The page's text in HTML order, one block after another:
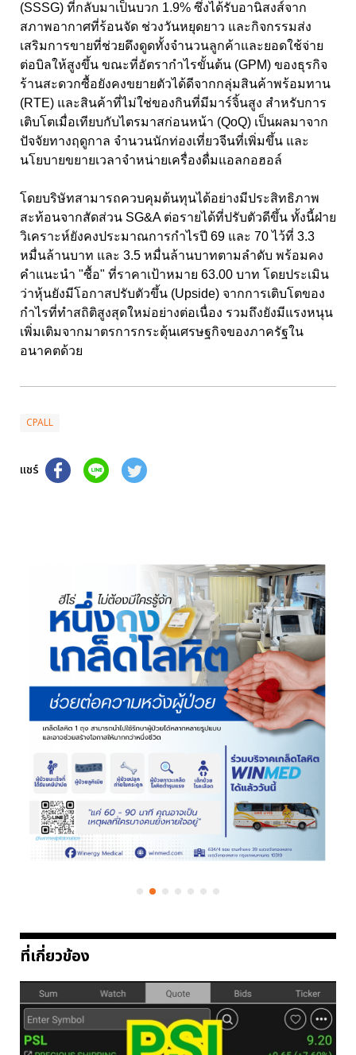
(SSSG) ที่กลับมาเป็นบวก 1.9% ซึ่งได้รับอานิสงส์จาก
สภาพอากาศที่ร้อนจัด ช่วงวันหยุดยาว และกิจกรรมส่ง
เสริมการขายที่ช่วยดึงดูดทั้งจำนวนลูกค้าและยอดใช้จ่าย
ต่อบิลให้สูงขึ้น ขณะที่อัตรากำไรขั้นต้น (GPM) ของธุรกิจ
ร้านสะดวกซื้อยังคงขยายตัวได้ดีจากกลุ่มสินค้าพร้อมทาน
(RTE) และสินค้าที่ไม่ใช่ของกินที่มีมาร์จิ้นสูง สำหรับการ
เติบโตเมื่อเทียบกับไตรมาสก่อนหน้า (QoQ) เป็นผลมาจาก
ปัจจัยทางฤดูกาล จำนวนนักท่องเที่ยวจีนที่เพิ่มขึ้น และ
นโยบายขยายเวลาจำหน่ายเครื่องดื่มแอลกอฮอล์
โดยบริษัทสามารถควบคุมต้นทุนได้อย่างมีประสิทธิภาพ
สะท้อนจากสัดส่วน SG&A ต่อรายได้ที่ปรับตัวดีขึ้น ทั้งนี้ฝ่าย
วิเคราะห์ยังคงประมาณการกำไรปี 69 และ 70 ไว้ที่ 3.3
หมื่นล้านบาท และ 3.5 หมื่นล้านบาทตามลำดับ พร้อมคง
คำแนะนำ "ซื้อ" ที่ราคาเป้าหมาย 63.00 บาท โดยประเมิน
ว่าหุ้นยังมีโอกาสปรับตัวขึ้น (Upside) จากการเติบโตของ
กำไรที่ทำสถิติสูงสุดใหม่อย่างต่อเนื่อง รวมถึงยังมีแรงหนุน
เพิ่มเติมจากมาตรการกระตุ้นเศรษฐกิจของภาครัฐใน
อนาคตด้วย
CPALL
แชร์
ที่เกี่ยวข้อง